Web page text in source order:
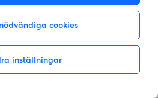
cookies
inställningar